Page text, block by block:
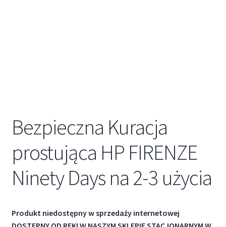
Bezpieczna Kuracja
prostująca HP FIRENZE
Ninety Days na 2-3 użycia
Produkt niedostępny w sprzedaży internetowej